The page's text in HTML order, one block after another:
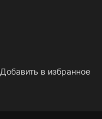
Добавить в избранное